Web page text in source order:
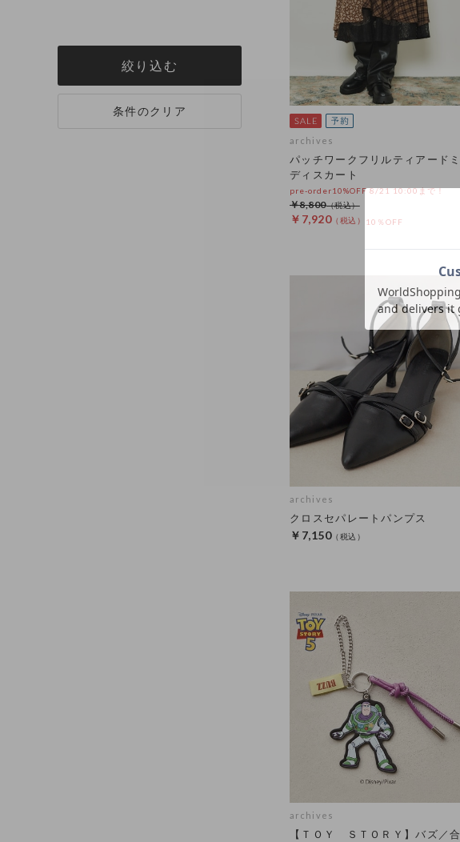
絞り込む
条件のクリア
archives
パッチワークフリルティアードミ
ディスカート
pre-order10%OFF 8/21 10:00まで！
￥7,920 10％OFF
￥8,800
archives
クロスセパレートパンプス
￥7,150
archives
【ＴＯＹ ＳＴＯＲＹ】バズ／合